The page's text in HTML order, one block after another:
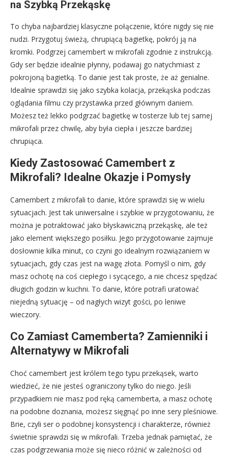
na Szybką Przekąskę
To chyba najbardziej klasyczne połączenie, które nigdy się nie
nudzi. Przygotuj świeżą, chrupiącą bagietkę, pokrój ją na
kromki. Podgrzej camembert w mikrofali zgodnie z instrukcją.
Gdy ser będzie idealnie płynny, podawaj go natychmiast z
pokrojoną bagietką. To danie jest tak proste, że aż genialne.
Idealnie sprawdzi się jako szybka kolacja, przekąska podczas
oglądania filmu czy przystawka przed głównym daniem.
Możesz też lekko podgrzać bagietkę w tosterze lub tej samej
mikrofali przez chwilę, aby była ciepła i jeszcze bardziej
chrupiąca.
Kiedy Zastosować Camembert z
Mikrofali? Idealne Okazje i Pomysły
Camembert z mikrofali to danie, które sprawdzi się w wielu
sytuacjach. Jest tak uniwersalne i szybkie w przygotowaniu, że
można je potraktować jako błyskawiczną przekąskę, ale też
jako element większego posiłku. Jego przygotowanie zajmuje
dosłownie kilka minut, co czyni go idealnym rozwiązaniem w
sytuacjach, gdy czas jest na wagę złota. Pomyśl o nim, gdy
masz ochotę na coś ciepłego i sycącego, a nie chcesz spędzać
długich godzin w kuchni. To danie, które potrafi uratować
niejedną sytuację – od nagłych wizyt gości, po leniwe
wieczory.
Co Zamiast Camemberta? Zamienniki i
Alternatywy w Mikrofali
Choć camembert jest królem tego typu przekąsek, warto
wiedzieć, że nie jesteś ograniczony tylko do niego. Jeśli
przypadkiem nie masz pod ręką camemberta, a masz ochotę
na podobne doznania, możesz sięgnąć po inne sery pleśniowe.
Brie, czyli ser o podobnej konsystencji i charakterze, również
świetnie sprawdzi się w mikrofali. Trzeba jednak pamiętać, że
czas podgrzewania może się nieco różnić w zależności od